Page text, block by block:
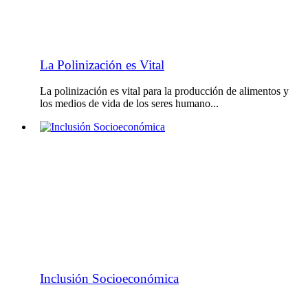
La Polinización es Vital
La polinización es vital para la producción de alimentos y
los medios de vida de los seres humano...
Inclusión Socioeconómica